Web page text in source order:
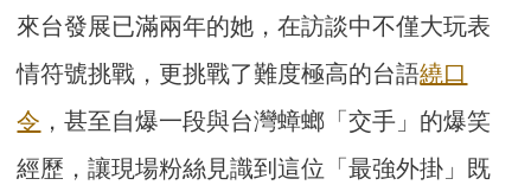
來台發展已滿兩年的她，在訪談中不僅大玩表
情符號挑戰，更挑戰了難度極高的台語繞口
令 ，甚至自爆一段與台灣蟑螂「交手」的爆笑
經歷，讓現場粉絲見識到這位「最強外掛」既